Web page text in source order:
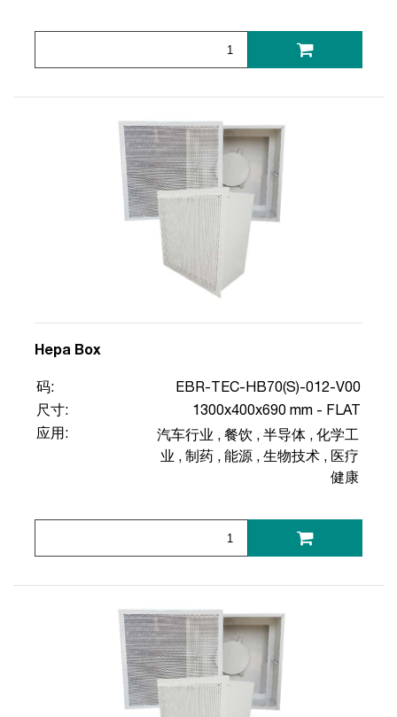
Hepa Box
码:
EBR-TEC-HB70(S)-012-V00
尺寸:
1300x400x690 mm - FLAT
应用:
汽车行业 , 餐饮 , 半导体 , 化学工
业 , 制药 , 能源 , 生物技术 , 医疗
健康